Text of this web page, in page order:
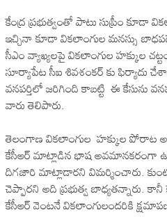
కేంద్ర ప్రభుత్వంతో పాటు సుప్రీం కూడా
ఇచ్చినా కూడా వికలాంగుల మనస్సు
సీఎం వ్యాఖ్యలపై వికలాంగుల హక్కుల
సూర్యాపేట సీఐ శివశంకర్ కు ఫిర్యాదు
వనపర్తిలో జరిగింది కాబట్టి ఈ కేసును
వారు తెలిపారు.
తెలంగాణ వికలాంగుల హక్కుల పోరాట
కేసీఆర్ మాట్లాడిన భాష అవమానకరంగా
దిగజారి మాట్లాడారని విమర్శించారు.
చెప్పారని అది ప్రభుత్వ బాధ్యతన్నారు.
కేసీఆర్ వెంటనే వికలాంగులందరికి